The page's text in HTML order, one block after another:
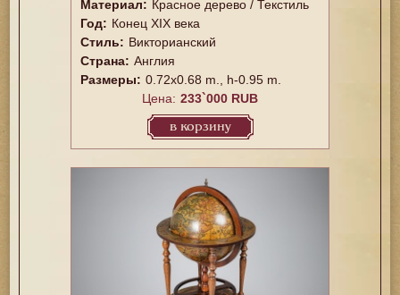
Материал: Красное дерево / Текстиль
Год: Конец XIX века
Стиль: Викторианский
Страна: Англия
Размеры: 0.72x0.68 m., h-0.95 m.
Цена: 233`000 RUB
в корзину